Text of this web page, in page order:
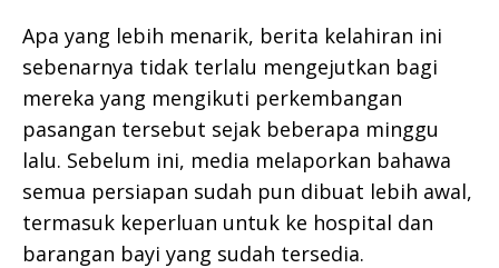
Apa yang lebih menarik, berita kelahiran ini
sebenarnya tidak terlalu mengejutkan bagi
mereka yang mengikuti perkembangan
pasangan tersebut sejak beberapa minggu
lalu. Sebelum ini, media melaporkan bahawa
semua persiapan sudah pun dibuat lebih awal,
termasuk keperluan untuk ke hospital dan
barangan bayi yang sudah tersedia.